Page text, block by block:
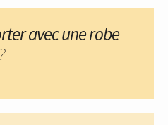
avec une robe